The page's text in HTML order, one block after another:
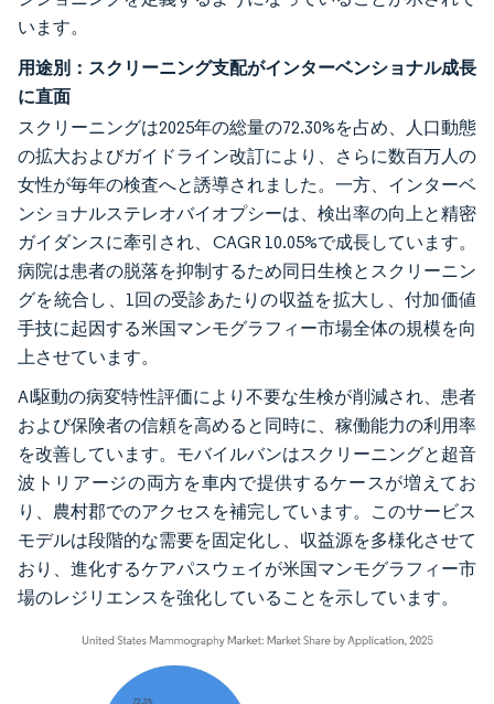
います。
用途別：スクリーニング支配がインターベンショナル成長
に直面
スクリーニングは2025年の総量の72.30%を占め、人口動態
の拡大およびガイドライン改訂により、さらに数百万人の
女性が毎年の検査へと誘導されました。一方、インターベ
ンショナルステレオバイオプシーは、検出率の向上と精密
ガイダンスに牽引され、CAGR 10.05%で成長しています。
病院は患者の脱落を抑制するため同日生検とスクリーニン
グを統合し、1回の受診あたりの収益を拡大し、付加価値
手技に起因する米国マンモグラフィー市場全体の規模を向
上させています。
AI駆動の病変特性評価により不要な生検が削減され、患者
および保険者の信頼を高めると同時に、稼働能力の利用率
を改善しています。モバイルバンはスクリーニングと超音
波トリアージの両方を車内で提供するケースが増えてお
り、農村郡でのアクセスを補完しています。このサービス
モデルは段階的な需要を固定化し、収益源を多様化させて
おり、進化するケアパスウェイが米国マンモグラフィー市
場のレジリエンスを強化していることを示しています。